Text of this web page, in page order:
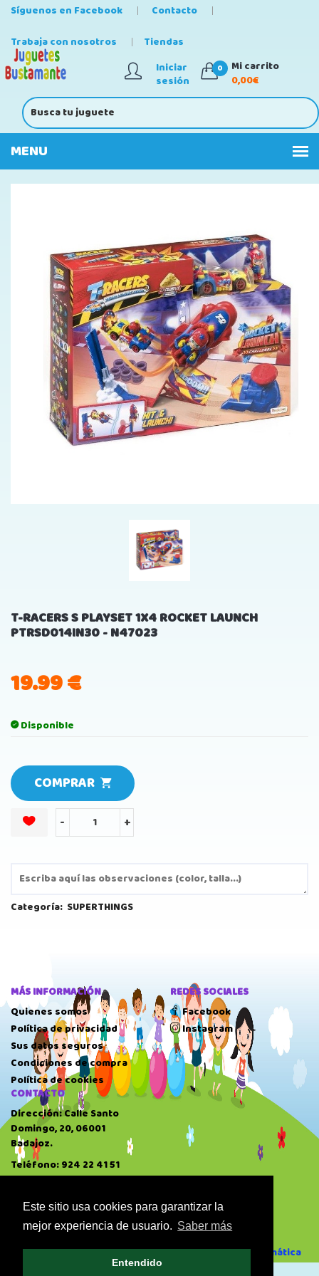
Este sitio usa cookies para garantizar la
mejor experiencia de usuario. Saber más
Entendido
Síguenos en Facebook
Contacto
Trabaja con nosotros
Tiendas
Iniciar
sesión
0
Mi carrito
0,00€
T-RACERS S PLAYSET 1X4 ROCKET LAUNCH
PTRSD014IN30 - N47023
19.99€
Disponible
COMPRAR
- +
Categoría: SUPERTHINGS
MÁS INFORMACIÓN
Quienes somos
Política de privacidad
Sus datos seguros
Condiciones de compra
Política de cookies
REDES SOCIALES
Facebook
Instagram
CONTACTO
Dirección: Calle Santo
Domingo, 20, 06001
Badajoz.
Teléfono: 924 22 41 51
10:00 AM-14:00 PM
17:00 PM -20:30 PM
Domingo: Cerrado
Desarrollado por GAE Informática